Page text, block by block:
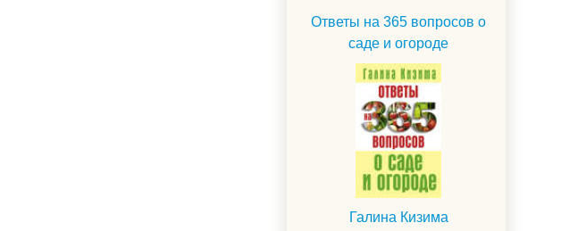
Ответы на 365 вопросов о
саде и огороде
Галина Кизима